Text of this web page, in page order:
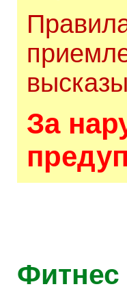
За
Фитнес